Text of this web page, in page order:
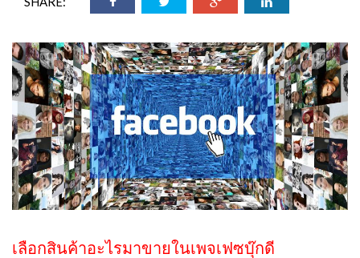
เลือกสินค้าอะไรมาขายในเพจเฟซบุ๊กดี